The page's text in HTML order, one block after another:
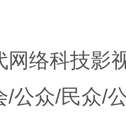
网络科技影
/公众/民众/